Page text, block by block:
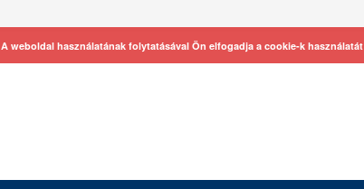
A weboldal használatának folytatásával Ön elfogadja a cookie-k használatát